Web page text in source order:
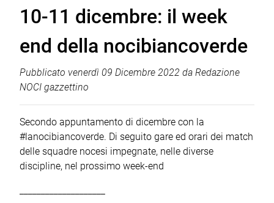
10-11 dicembre: il week
end della nocibiancoverde
Pubblicato venerdì 09 Dicembre 2022 da Redazione
NOCI gazzettino
Secondo appuntamento di dicembre con la
#lanocibiancoverde. Di seguito gare ed orari dei match
delle squadre nocesi impegnate, nelle diverse
discipline, nel prossimo week-end